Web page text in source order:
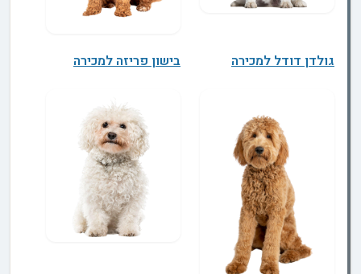
גולדן דודל למכירה בישון פריזה למכירה